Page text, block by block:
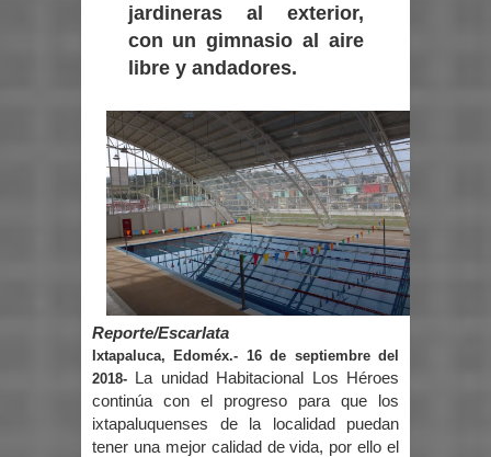
jardineras al exterior,
con un gimnasio al aire
libre y andadores.
Reporte/Escarlata
Ixtapaluca, Edoméx.- 16 de septiembre del
2018-
La unidad Habitacional Los Héroes
continúa con el progreso para que los
ixtapaluquenses de la localidad puedan
tener una mejor calidad de vida, por ello el